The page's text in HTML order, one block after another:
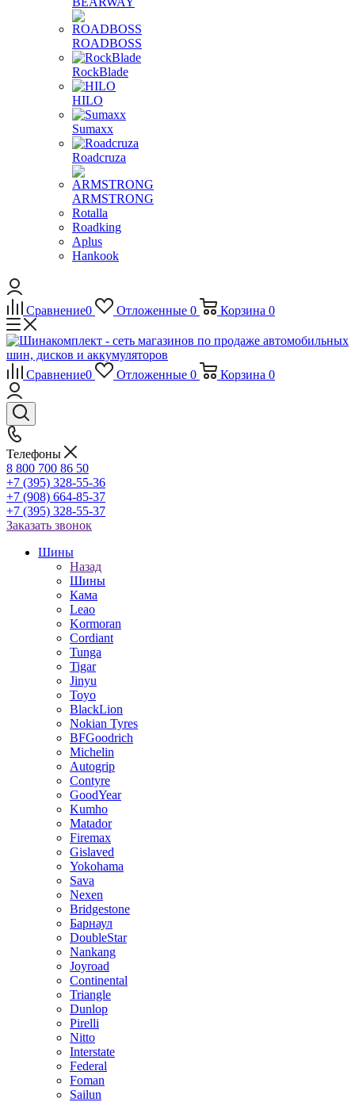
ROADBOSS
RockBlade
HILO
Sumaxx
Roadcruza
ARMSTRONG
Rotalla
Roadking
Aplus
Hankook
Сравнение0 Отложенные 0 Корзина 0
Сравнение0 Отложенные 0 Корзина 0
Телефоны
8 800 700 86 50
+7 (395) 328-55-36
+7 (908) 664-85-37
+7 (395) 328-55-37
Заказать звонок
Шины
Назад
Шины
Кама
Leao
Kormoran
Cordiant
Tunga
Tigar
Jinyu
Toyo
BlackLion
Nokian Tyres
BFGoodrich
Michelin
Autogrip
Contyre
GoodYear
Kumho
Matador
Firemax
Gislaved
Yokohama
Sava
Nexen
Bridgestone
Барнаул
DoubleStar
Nankang
Joyroad
Continental
Triangle
Dunlop
Pirelli
Nitto
Interstate
Federal
Foman
Sailun